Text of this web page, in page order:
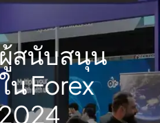
สนับสนุน
Forex